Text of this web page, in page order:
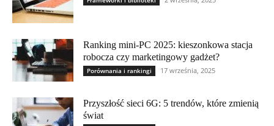
Ranking mini-PC 2025: kieszonkowa stacja
robocza czy marketingowy gadżet?
Porównania i rankingi 17 września, 2025
Przyszłość sieci 6G: 5 trendów, które zmienią
świat